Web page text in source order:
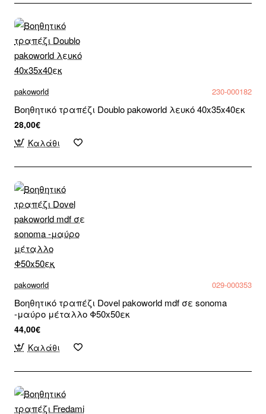
pakoworld 230-000182
Βοηθητικό τραπέζι Doublo pakoworld λευκό 40x35x40εκ
28,00€
Καλάθι
pakoworld 029-000353
Βοηθητικό τραπέζι Dovel pakoworld mdf σε sonoma
-μαύρο μέταλλο Φ50x50εκ
44,00€
Καλάθι